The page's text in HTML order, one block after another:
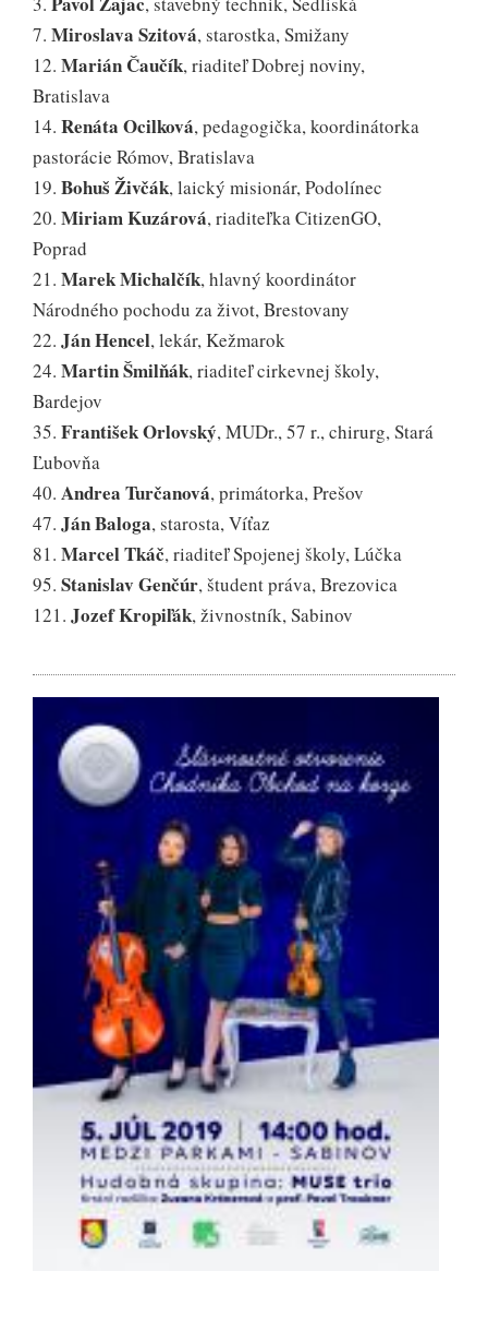
7. Miroslava Szitová, starostka, Smižany
12. Marián Čaučík, riaditeľ Dobrej noviny,
Bratislava
14. Renáta Ocilková, pedagogička, koordinátorka
pastorácie Rómov, Bratislava
19. Bohuš Živčák, laický misionár, Podolínec
20. Miriam Kuzárová, riaditeľka CitizenGO,
Poprad
21. Marek Michalčík, hlavný koordinátor
Národného pochodu za život, Brestovany
22. Ján Hencel, lekár, Kežmarok
24. Martin Šmilňák, riaditeľ cirkevnej školy,
Bardejov
35. František Orlovský, MUDr., 57 r., chirurg, Stará
Ľubovňa
40. Andrea Turčanová, primátorka, Prešov
47. Ján Baloga, starosta, Víťaz
81. Marcel Tkáč, riaditeľ Spojenej školy, Lúčka
95. Stanislav Genčúr, študent práva, Brezovica
121. Jozef Kropiľák, živnostník, Sabinov